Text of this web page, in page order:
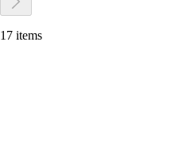
17 items